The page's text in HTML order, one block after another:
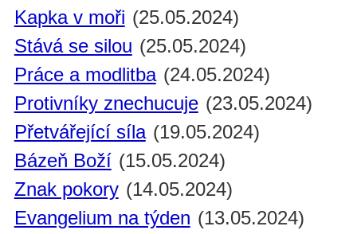
Kapka v moři (25.05.2024)
Stává se silou (25.05.2024)
Práce a modlitba (24.05.2024)
Protivníky znechucuje (23.05.2024)
Přetvářející síla (19.05.2024)
Bázeň Boží (15.05.2024)
Znak pokory (14.05.2024)
Evangelium na týden (13.05.2024)